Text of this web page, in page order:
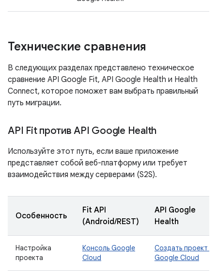
Технические сравнения
В следующих разделах представлено техническое
сравнение API Google Fit, API Google Health и Health
Connect, которое поможет вам выбрать правильный
путь миграции.
API Fit против API Google Health
Используйте этот путь, если ваше приложение
представляет собой веб-платформу или требует
взаимодействия между серверами (S2S).
Особенность
Fit API
(Android/REST)
API Google
Health
Настройка
проекта
Консоль Google
Cloud
Создать проект в
Google Cloud